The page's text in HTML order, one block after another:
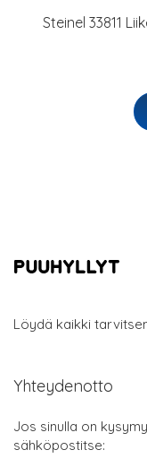
Steinel 33811
Löydä kaikki
Yhteydenotto
Jos sinulla on
sähköpostitse: